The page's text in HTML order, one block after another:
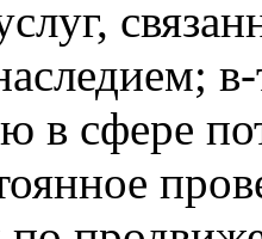
в сфере